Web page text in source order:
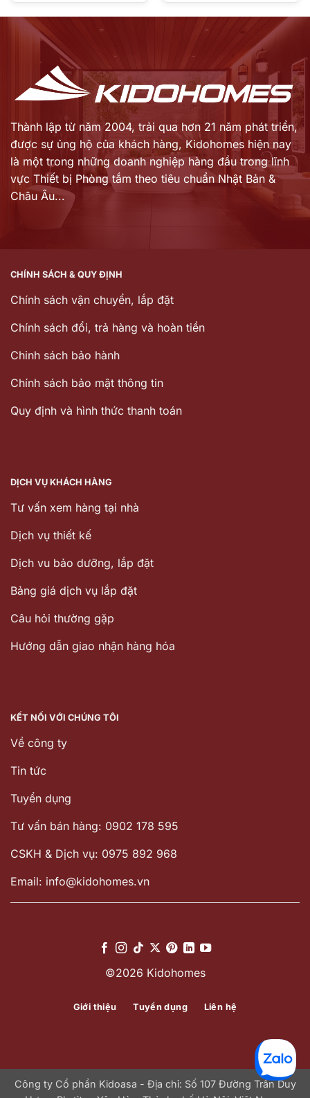
22.886.000 ₫.
18.489.000 ₫.
Thành lập từ năm 2004, trải qua hơn 21 năm phát triển,
được sự ủng hộ của khách hàng, Kidohomes hiện nay
là một trong những doanh nghiệp hàng đầu trong lĩnh
vực Thiết bị Phòng tắm theo tiêu chuẩn Nhật Bản &
Châu Âu...
CHÍNH SÁCH & QUY ĐỊNH
Chính sách vận chuyển, lắp đặt
Chính sách đổi, trả hàng và hoàn tiền
Chinh sách bảo hành
Chính sách bảo mật thông tin
Quy định và hình thức thanh toán
DỊCH VỤ KHÁCH HÀNG
Tư vấn xem hàng tại nhà
Dịch vụ thiết kế
Dịch vu bảo dưỡng, lắp đặt
Bảng giá dịch vụ lắp đặt
Câu hỏi thường gặp
Hướng dẫn giao nhận hàng hóa
KẾT NỐI VỚI CHÚNG TÔI
Về công ty
Tin tức
Tuyển dụng
Tư vấn bán hàng: 0902 178 595
CSKH & Dịch vụ: 0975 892 968
Email: info@kidohomes.vn
©2026 Kidohomes
Giới thiệu Tuyển dụng Liên hệ
Công ty Cổ phần Kidoasa - Địa chỉ: Số 107 Đường Trần Duy